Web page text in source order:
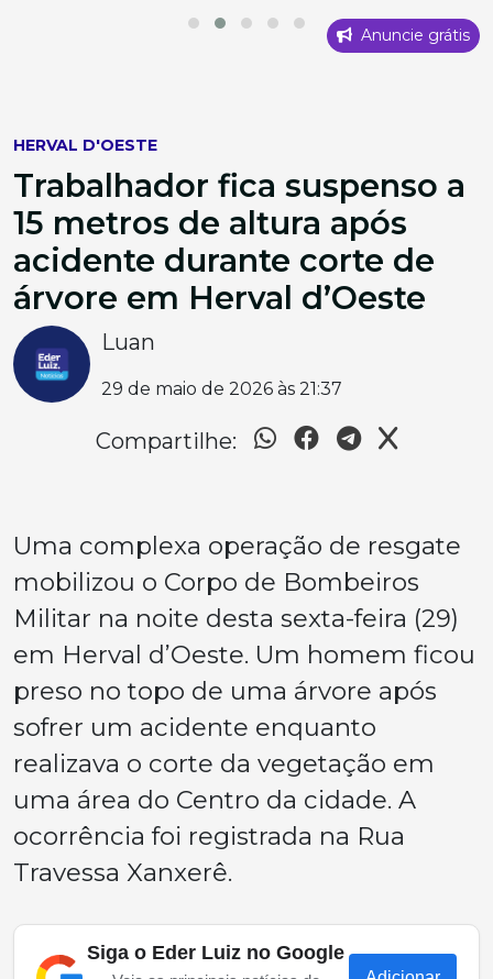
Anuncie grátis
HERVAL D'OESTE
Trabalhador fica suspenso a
15 metros de altura após
acidente durante corte de
árvore em Herval d’Oeste
Luan
29 de maio de 2026 às 21:37
Compartilhe:
Uma complexa operação de resgate
mobilizou o Corpo de Bombeiros
Militar na noite desta sexta-feira (29)
em Herval d’Oeste. Um homem ficou
preso no topo de uma árvore após
sofrer um acidente enquanto
realizava o corte da vegetação em
uma área do Centro da cidade. A
ocorrência foi registrada na Rua
Travessa Xanxerê.
Siga o Eder Luiz no Google